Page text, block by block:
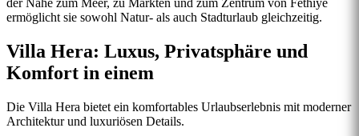
ermöglicht sie sowohl Natur- als auch Stadturlaub gleichzeitig.
Villa Hera: Luxus, Privatsphäre und
Komfort in einem
Die Villa Hera bietet ein komfortables Urlaubserlebnis mit moderner
Architektur und luxuriösen Details.